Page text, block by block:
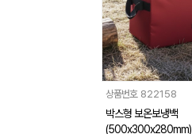
상품번호 822158
박스형 보온보냉백
(500x300x280mm)